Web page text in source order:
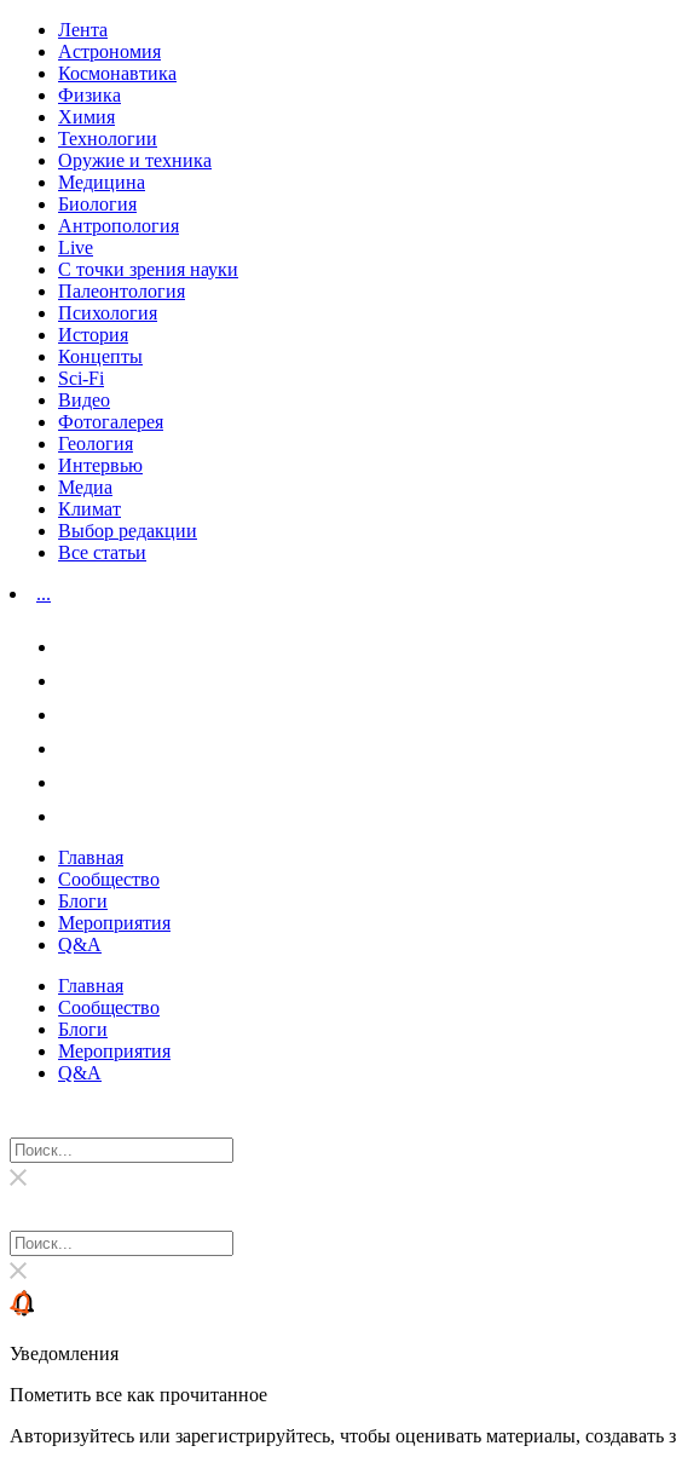
Лента
Астрономия
Космонавтика
Физика
Химия
Технологии
Оружие и техника
Медицина
Биология
Антропология
Live
С точки зрения науки
Палеонтология
Психология
История
Концепты
Sci-Fi
Видео
Фотогалерея
Геология
Интервью
Медиа
Климат
Выбор редакции
Все статьи
...
Главная
Сообщество
Блоги
Мероприятия
Q&A
Главная
Сообщество
Блоги
Мероприятия
Q&A
Уведомления
Пометить все как прочитанное
Авторизуйтесь или зарегистрируйтесь, чтобы оценивать материалы,